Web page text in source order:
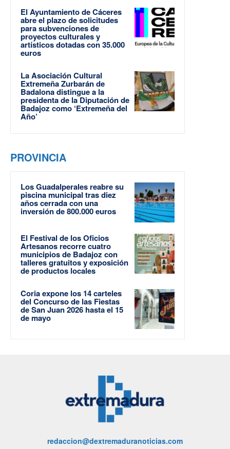
El Ayuntamiento de Cáceres
abre el plazo de solicitudes
para subvenciones de
proyectos culturales y
artísticos dotadas con 35.000
euros
La Asociación Cultural
Extremeña Zurbarán de
Badalona distingue a la
presidenta de la Diputación de
Badajoz como ‘Extremeña del
Año’
PROVINCIA
Los Guadalperales reabre su
piscina municipal tras diez
años cerrada con una
inversión de 800.000 euros
El Festival de los Oficios
Artesanos recorre cuatro
municipios de Badajoz con
talleres gratuitos y exposición
de productos locales
Coria expone los 14 carteles
del Concurso de las Fiestas
de San Juan 2026 hasta el 15
de mayo
redaccion@dextremaduranoticias.com